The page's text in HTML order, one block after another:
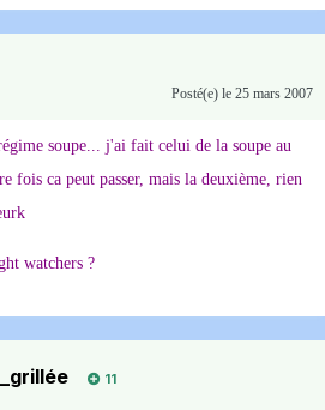
Posté(e) le 25 mars 2007
soupe... j'ai fait celui de la soupe au
fois ca peut passer, mais la deuxième, rien
watchers ?
11